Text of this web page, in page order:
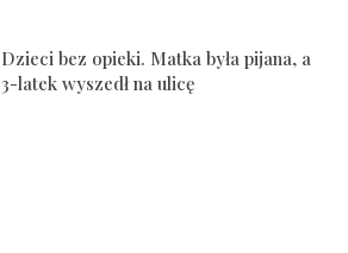
Dzieci bez opieki. Matka była pijana, a
3-latek wyszedł na ulicę